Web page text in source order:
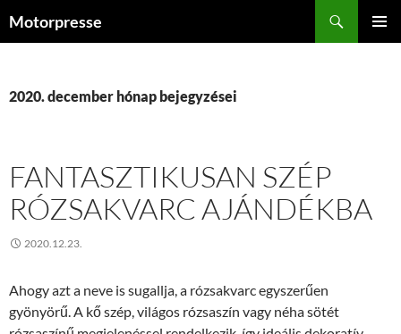
Motorpresse
2020. december hónap bejegyzései
FANTASZTIKUSAN SZÉP
RÓZSAKVARC AJÁNDÉKBA
2020.12.23.
Ahogy azt a neve is sugallja, a rózsakvarc egyszerűen
gyönyörű. A kő szép, világos rózsaszín vagy néha sötét